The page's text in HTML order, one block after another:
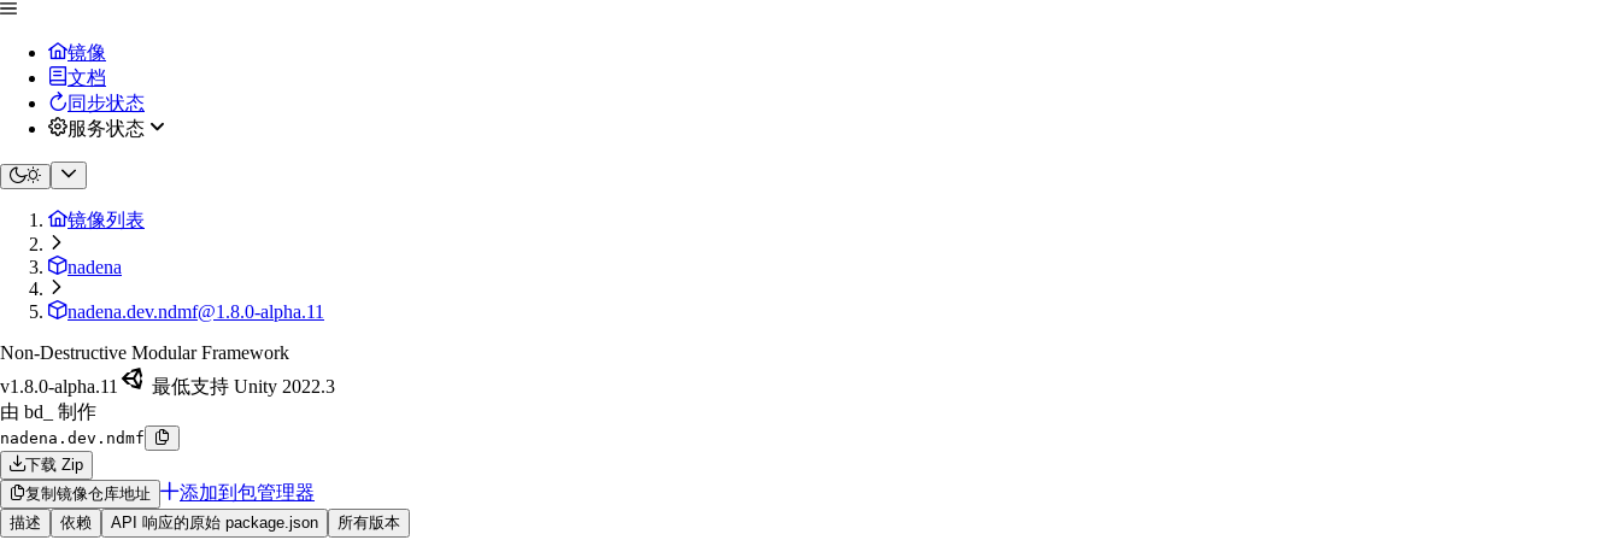
镜像
文档
同步状态
服务状态
镜像列表
nadena
nadena.dev.ndmf@1.8.0-alpha.11
Non-Destructive Modular Framework
v1.8.0-alpha.11
最低支持 Unity 2022.3
由 bd_ 制作
nadena.dev.ndmf
下载 Zip
复制镜像仓库地址
添加到包管理器
描述 依赖 API 响应的原始 package.json 所有版本